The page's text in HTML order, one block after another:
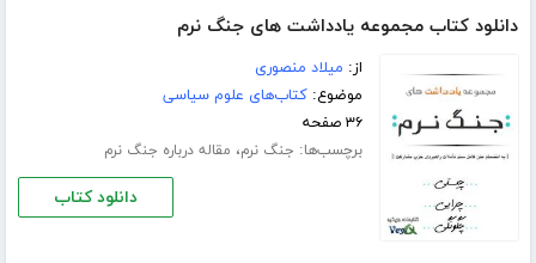
دانلود کتاب مجموعه یادداشت های جنگ نرم
از: میلاد منصوری
موضوع:کتاب‌های علوم سیاسی
۳۶ صفحه
برچسب‌ها: جنگ نرم، مقاله درباره جنگ نرم
دانلود کتاب